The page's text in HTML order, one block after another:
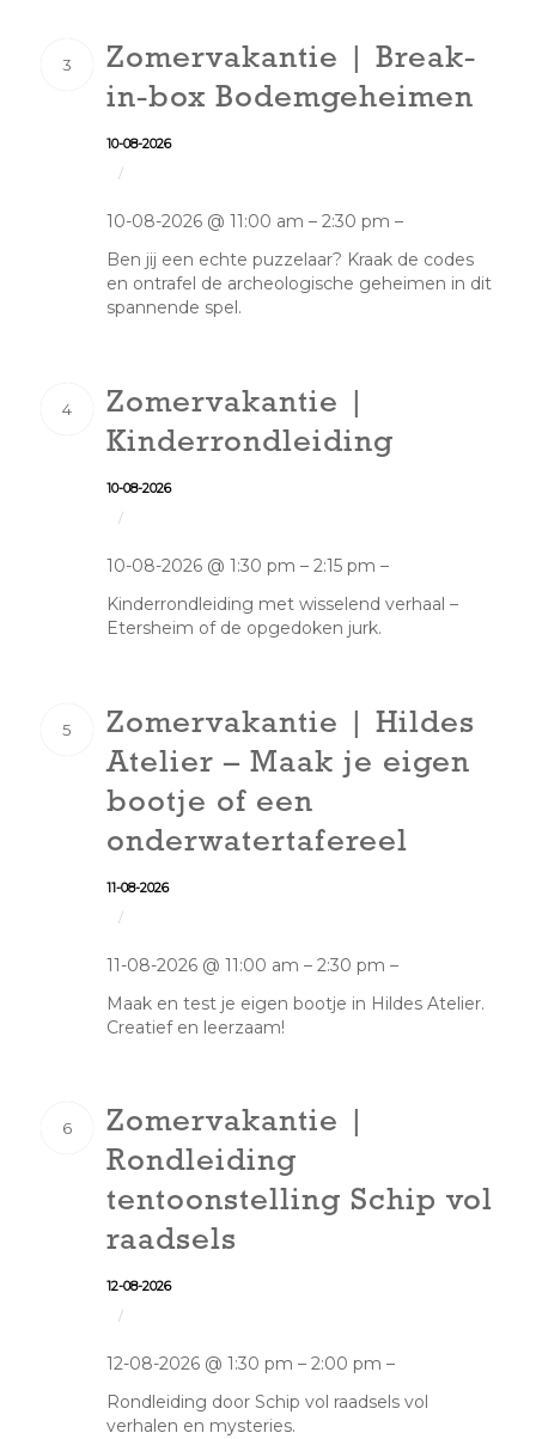
3
Zomervakantie | Break-
in-box Bodemgeheimen
10-08-2026
/
10-08-2026 @ 11:00 am – 2:30 pm –
Ben jij een echte puzzelaar? Kraak de codes
en ontrafel de archeologische geheimen in dit
spannende spel.
4
Zomervakantie |
Kinderrondleiding
10-08-2026
/
10-08-2026 @ 1:30 pm – 2:15 pm –
Kinderrondleiding met wisselend verhaal –
Etersheim of de opgedoken jurk.
5
Zomervakantie | Hildes
Atelier – Maak je eigen
bootje of een
onderwatertafereel
11-08-2026
/
11-08-2026 @ 11:00 am – 2:30 pm –
Maak en test je eigen bootje in Hildes Atelier.
Creatief en leerzaam!
6
Zomervakantie |
Rondleiding
tentoonstelling Schip vol
raadsels
12-08-2026
/
12-08-2026 @ 1:30 pm – 2:00 pm –
Rondleiding door Schip vol raadsels vol
verhalen en mysteries.